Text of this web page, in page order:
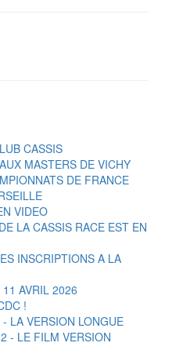
CASSIS
MASTERS DE VICHY
DE FRANCE
VIDEO
LA CASSIS RACE EST EN
INSCRIPTIONS A LA
AVRIL 2026
!
LA VERSION LONGUE
- LE FILM VERSION